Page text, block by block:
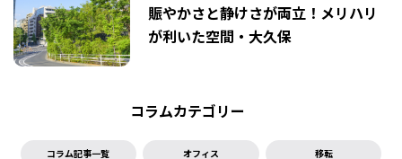
賑やかさと静けさが両立！メリハリ
が利いた空間・大久保
コラムカテゴリー
コラム記事一覧 オフィス 移転